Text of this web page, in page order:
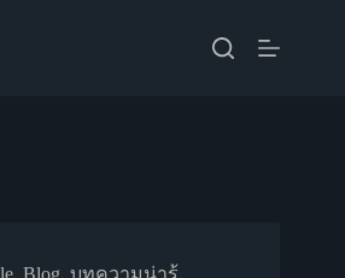
, Blog, บทความน่ารู้,